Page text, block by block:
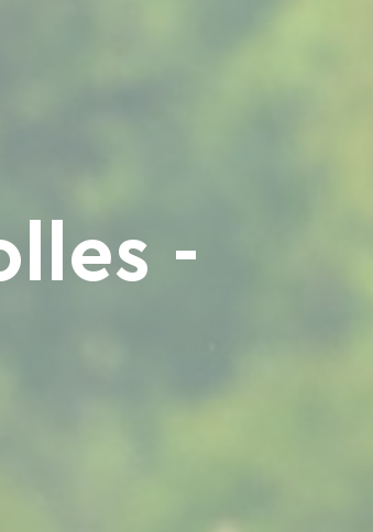
-